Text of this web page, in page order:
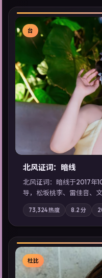
台
北风证词：暗线
北风证词：暗线于2017年
导，松坂桃李、雷佳音、
旧案重提，真相与谎言在
地域气质；站内亦可通过
展检索同类型高分佳作，
73,324热度 8.2 分
杜比